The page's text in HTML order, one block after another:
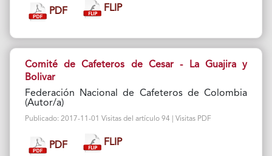
PDF FLIP
Comité de Cafeteros de Cesar - La Guajira y
Bolivar
Federación Nacional de Cafeteros de Colombia
(Autor/a)
Publicado: 2017-11-01 Visitas del artículo 94 | Visitas PDF
PDF FLIP